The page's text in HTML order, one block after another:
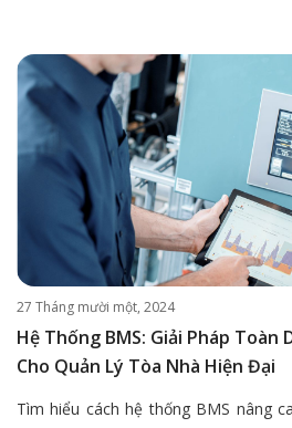
27 Tháng mười một, 2024
Hệ Thống BMS: Giải Pháp Toàn
Cho Quản Lý Tòa Nhà Hiện Đại
Tìm hiểu cách hệ thống BMS nâng